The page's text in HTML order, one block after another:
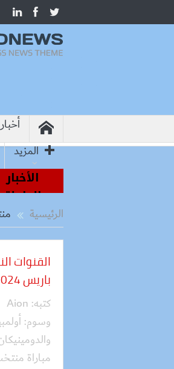
المزيد
الأخبار
العاجلة
من أساطير الملاعب إلى قيادة
وزيرا الصناعة المصري والبرازيلي
الرئيسية
القنوات
باريس 2024
كتبه: Aion
وسوم:
مباراة